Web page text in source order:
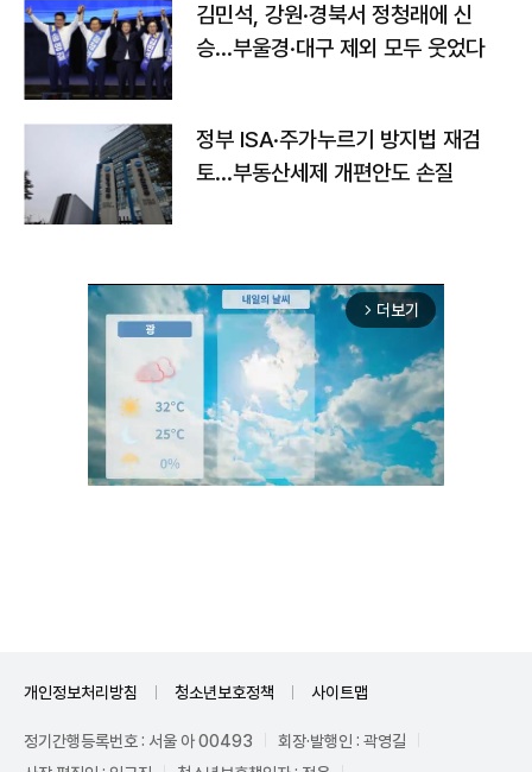
김민석, 강원·경북서 정청래에 신
승…부울경·대구 제외 모두 웃었다
정부 ISA·주가누르기 방지법 재검
토…부동산세제 개편안도 손질
arrow_forward_ios 더보기
개인정보처리방침 청소년보호정책 사이트맵
정기간행등록번호 : 서울 아 00493
회장·발행인 : 곽영길